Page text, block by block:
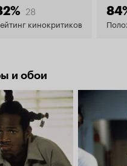
7.2
28
кинокритиков
и обои